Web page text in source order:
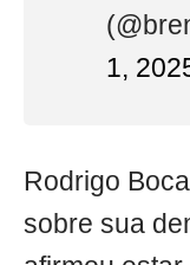
1,
Rodrigo
sobre sua